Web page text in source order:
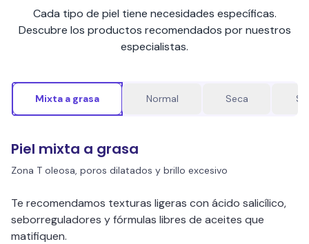
Cada tipo de piel tiene necesidades específicas.
Descubre los productos recomendados por nuestros
especialistas.
Mixta a grasa Normal Seca
Piel mixta a grasa
Zona T oleosa, poros dilatados y brillo excesivo
Te recomendamos texturas ligeras con ácido salicílico,
seborreguladores y fórmulas libres de aceites que
matifiquen.